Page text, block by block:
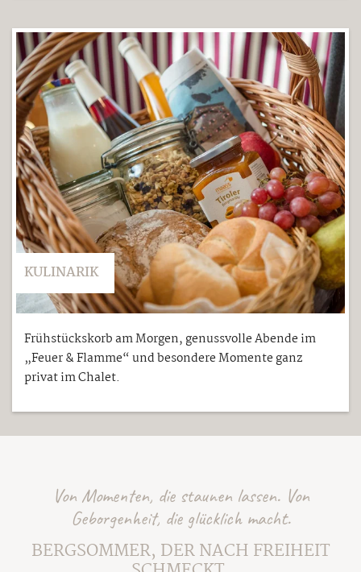
KULINARIK
Frühstückskorb am Morgen, genussvolle Abende im
„Feuer & Flamme“ und besondere Momente ganz
privat im Chalet.
Von Momenten, die staunen lassen. Von
Geborgenheit, die glücklich macht.
BERGSOMMER, DER NACH FREIHEIT